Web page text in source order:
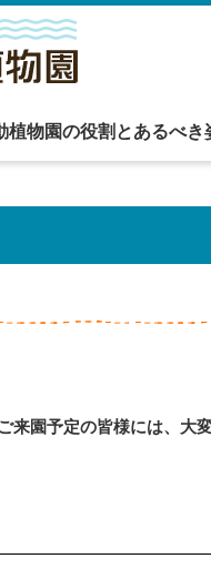
植物園の役割とあるべき
園予定の皆様には、大